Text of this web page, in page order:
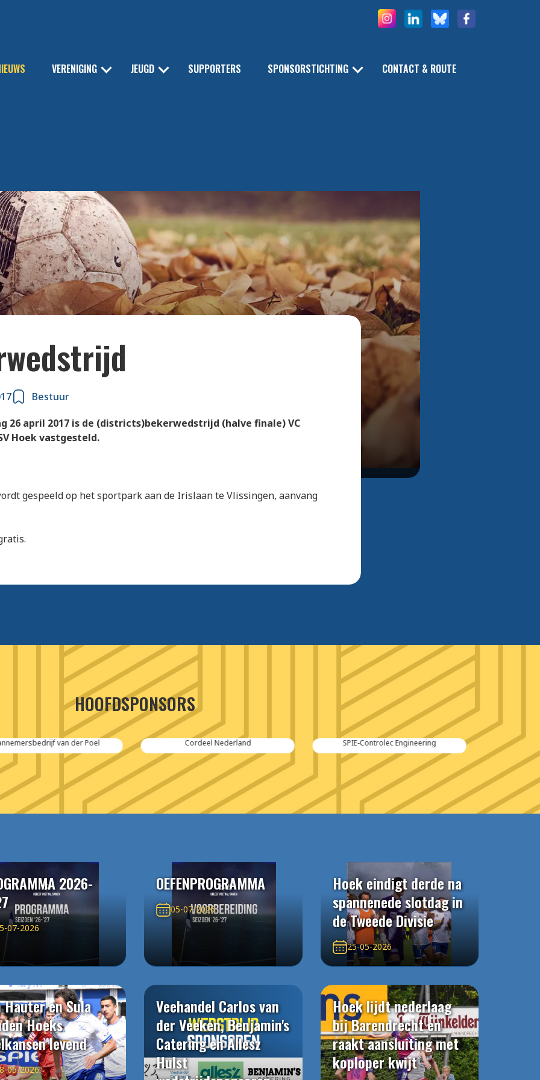
VERENIGING JEUGD SUPPORTERS SPONSORSTICHTING CONTACT & ROUTE
Bekijk alle foto's
Bestuur
26 april 2017 is de (districts)bekerwedstrijd (halve finale) VC
Hoek vastgesteld.
gespeeld op het sportpark aan de Irislaan te Vlissingen, aanvang
HOOFDSPONSORS
Cordeel Nederland SPIE-Controlec Engineering Kraker Trailers
2026-
07-2026
OEFENPROGRAMMA
05-07-2026
Hoek eindigt derde na
spannenede slotdag in
de Tweede Divisie
25-05-2026
Hauter en Sula
Hoeks
levend
05-2026
Veehandel Carlos van
der Veeken, Benjamin's
Catering en Allesz
Hulst
Hoek lijdt nederlaag
bij Barendrecht en
raakt aansluiting met
koploper kwijt